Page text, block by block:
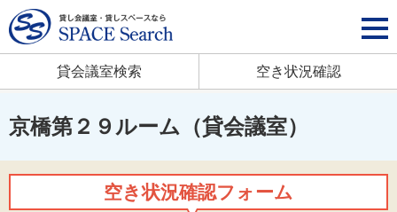
貸会議室検索 空き状況確認
京橋第２９ルーム（貸会議室）
空き状況確認フォーム